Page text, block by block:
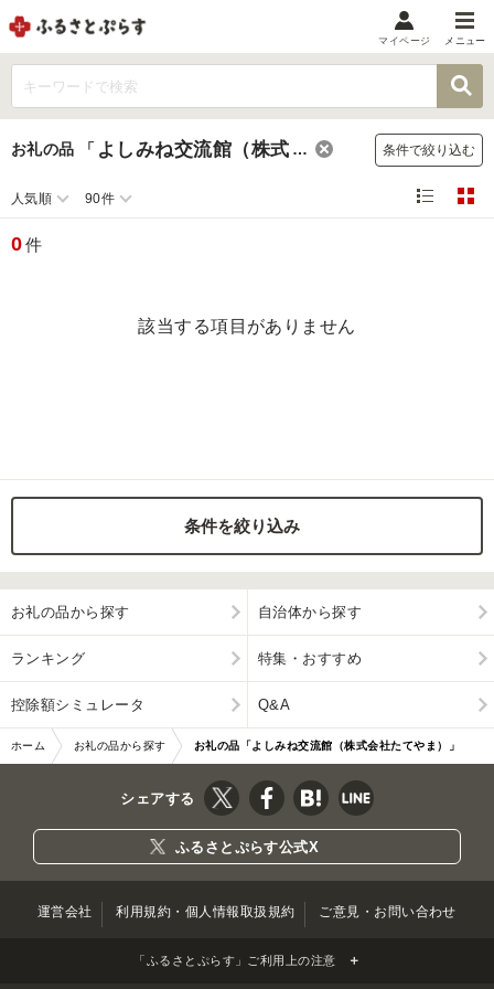
メニュー
マイメニュー
マイページ
メニュー
お礼の品から探す
特集・おすすめ
控除額シミュレータ Q&A
マイページ
お礼の品 「 よしみね交流館（株式会社たてやま） 」
条件で絞り込む
人気順 90件
0件
該当する項目がありません
条件を絞り込み
お礼の品から探す 自治体から探す
ランキング 特集・おすすめ
控除額シミュレータ Q&A
ホーム お礼の品から探す お礼の品「よしみね交流館（株式会社たてやま）」
シェアする
ふるさとぷらす公式X
運営会社 利用規約・個人情報取扱規約 ご意見・お問い合わせ
「ふるさとぷらす」ご利用上の注意